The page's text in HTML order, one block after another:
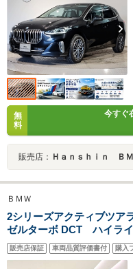
無
料
今すぐ
販売店： Ｈａｎｓｈｉｎ ＢＭＷ ＢＭＷ
ＢＭＷ
2シリーズアクティブツ
ゼルターボ DCT ハイラ
レザーLED
販売店保証 車両品質評価書付 購入